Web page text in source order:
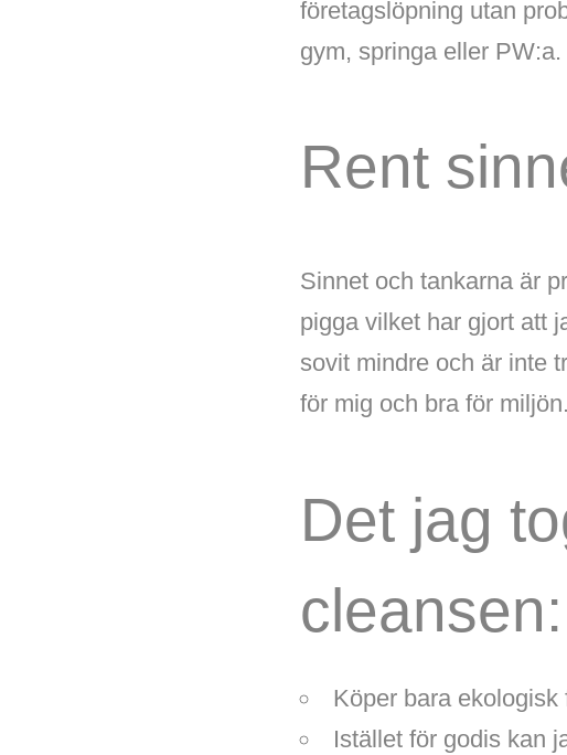
företagslöpning utan
gym, springa eller PW:a.
Rent
Sinnet och tankarna är
pigga vilket har gjort att
sovit mindre och är inte
för mig och bra för miljön.
Det jag
cleansen:
Köper bara
Istället för godis kan